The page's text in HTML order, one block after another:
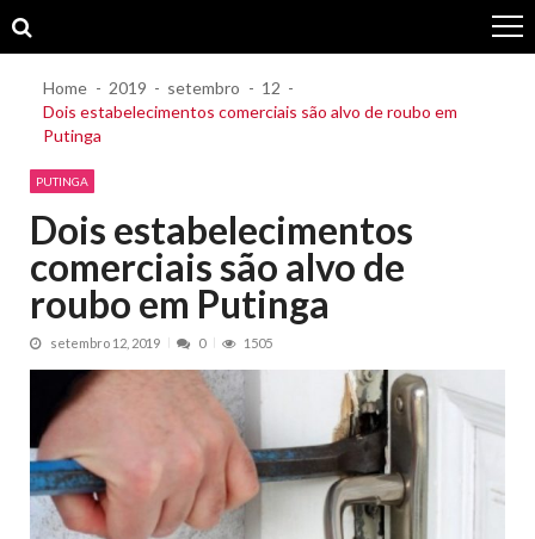
to
to
Home 2019 setembro
12
Dois estabelecimentos comerciais são alvo de roubo em
Putinga
PUTINGA
Dois estabelecimentos
comerciais são alvo de
roubo em Putinga
setembro 12, 2019 0 1505